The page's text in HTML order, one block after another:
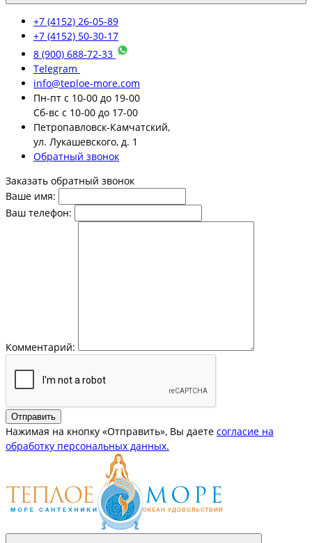
+7 (4152) 26-05-89
+7 (4152) 50-30-17
8 (900) 688-72-33
Telegram
info@teploe-more.com
Пн-пт с 10-00 до 19-00
Сб-вс с 10-00 до 17-00
Петропавловск-Камчатский,
ул. Лукашевского, д. 1
Обратный звонок
Заказать обратный звонок
Ваше имя:
Ваш телефон:
Комментарий:
Отправить
Нажимая на кнопку «Отправить», Вы даете согласие на
обработку персональных данных.